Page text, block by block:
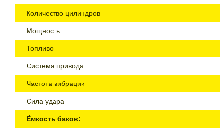
Количество цилиндров
Мощность
Топливо
Система привода
Частота вибрации
Сила удара
Ёмкость баков: